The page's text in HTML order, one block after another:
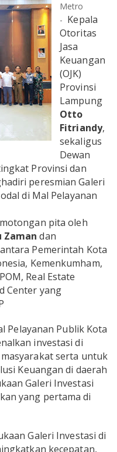
Metro
- Kepala
Otoritas
Jasa
Keuangan
(OJK)
Provinsi
Lampung
Otto
Fitriandy,
sekaligus
Dewan
Provinsi dan
peresmian Galeri
di Mal Pelayanan
pita oleh
Zaman dan
Pemerintah Kota
Kemenkumham,
Real Estate
Center yang
Pelayanan Publik Kota
investasi di
serta untuk
Keuangan di daerah
Galeri Investasi
yang pertama di
Galeri Investasi di
kecepatan,